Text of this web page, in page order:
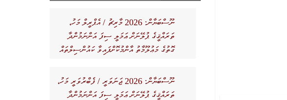
ނޫސްބަޔާން: 2026 މާރިޗު / އެޕްރީލް މަހު،
ތަރައްޤީގެ ޕުލޭނަށް ޢަމަލީ ސިފަ އަންނަމުންދާ
ގޮތުގެ މަޢުލޫމާތު އާންމުކޮށްފައިވާ ކައުންސިލްތައް
ނޫސްބަޔާން: 2026 ޖަނަވަރީ / ފެބްރުވަރީ މަހު،
ތަރައްޤީގެ ޕުލޭނަށް ޢަމަލީ ސިފަ އަންނަމުންދާ